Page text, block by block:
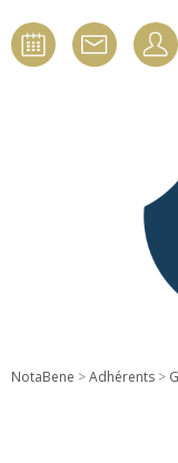
NotaBene >Adhérents >